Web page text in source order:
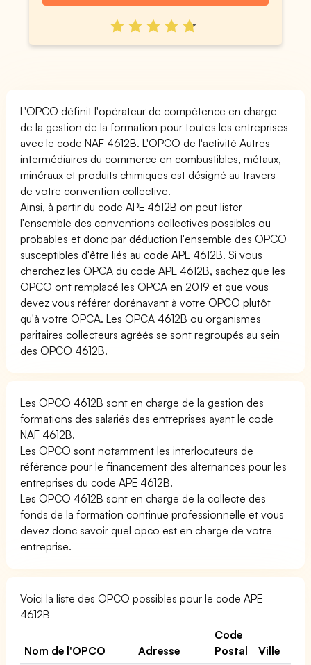
L'OPCO définit l'opérateur de compétence en charge
de la gestion de la formation pour toutes les entreprises
avec le code NAF 4612B. L'OPCO de l'activité Autres
intermédiaires du commerce en combustibles, métaux,
minéraux et produits chimiques est désigné au travers
de votre convention collective.
Ainsi, à partir du code APE 4612B on peut lister
l'ensemble des conventions collectives possibles ou
probables et donc par déduction l'ensemble des OPCO
susceptibles d'être liés au code APE 4612B. Si vous
cherchez les OPCA du code APE 4612B, sachez que les
OPCO ont remplacé les OPCA en 2019 et que vous
devez vous référer dorénavant à votre OPCO plutôt
qu'à votre OPCA. Les OPCA 4612B ou organismes
paritaires collecteurs agréés se sont regroupés au sein
des OPCO 4612B.
Les OPCO 4612B sont en charge de la gestion des
formations des salariés des entreprises ayant le code
NAF 4612B.
Les OPCO sont notamment les interlocuteurs de
référence pour le financement des alternances pour les
entreprises du code APE 4612B.
Les OPCO 4612B sont en charge de la collecte des
fonds de la formation continue professionnelle et vous
devez donc savoir quel opco est en charge de votre
entreprise.
Voici la liste des OPCO possibles pour le code APE
4612B
Nom de l'OPCO Adresse
Code
Postal
Ville